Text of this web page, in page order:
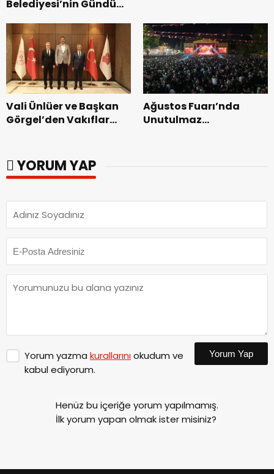
Belediyesi’nin Gündüz
dönemin ön kayıtları
başladı.
Vali Ünlüer ve Başkan
Görgel’den Vakıflar
Ağustos Fuarı’nda
Unutulmaz
YORUM YAP
Yorum yazma kurallarınıokudum ve
kabul ediyorum.
Yorum Yap
Henüz bu içeriğe yorum yapılmamış.
İlk yorum yapan olmak ister misiniz?